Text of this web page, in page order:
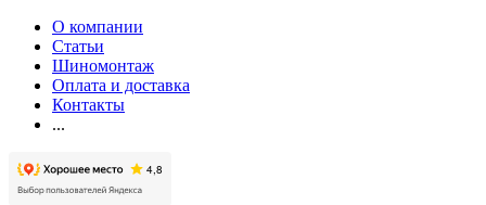
О компании
Статьи
Шиномонтаж
Оплата и доставка
Контакты
...